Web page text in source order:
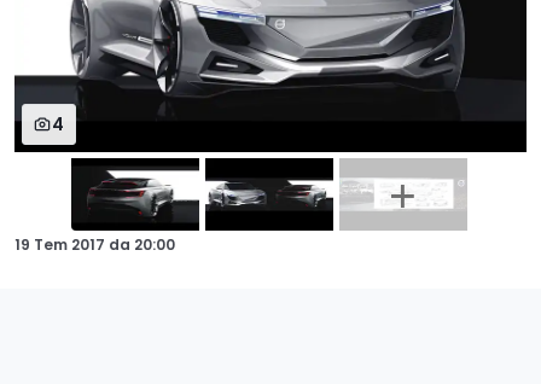
4
19 Tem 2017 da 20:00